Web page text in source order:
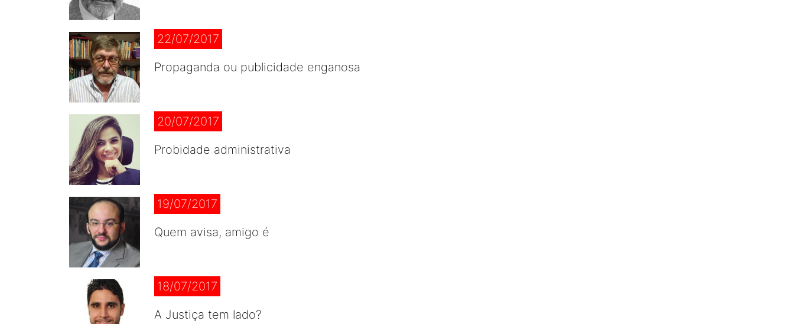
22/07/2017
Propaganda ou publicidade enganosa
20/07/2017
Probidade administrativa
19/07/2017
Quem avisa, amigo é
18/07/2017
A Justiça tem lado?